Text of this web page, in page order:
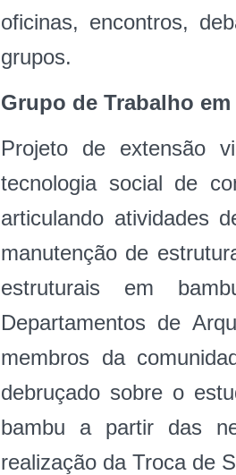
oficinas, encontros,
grupos.
Grupo de Trabalho
Projeto de extensão
tecnologia social de
articulando atividades
manutenção de
estruturais em
Departamentos de
membros da
debruçado sobre o
bambu a partir das
realização da Troca de